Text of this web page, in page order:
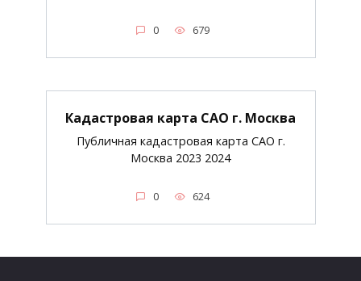
0 679
Кадастровая карта САО г. Москва
Публичная кадастровая карта САО г.
Москва 2023 2024
0 624